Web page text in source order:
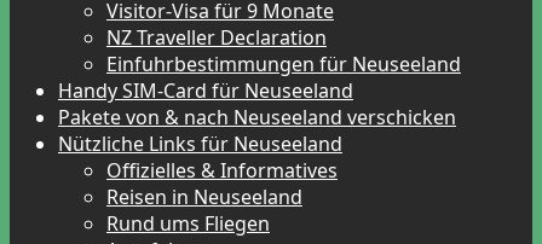
Visitor-Visa für 9 Monate
NZ Traveller Declaration
Einfuhrbestimmungen für Neuseeland
Handy SIM-Card für Neuseeland
Pakete von & nach Neuseeland verschicken
Nützliche Links für Neuseeland
Offizielles & Informatives
Reisen in Neuseeland
Rund ums Fliegen